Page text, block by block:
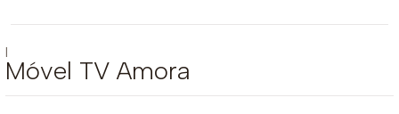
|
Móvel TV Amora